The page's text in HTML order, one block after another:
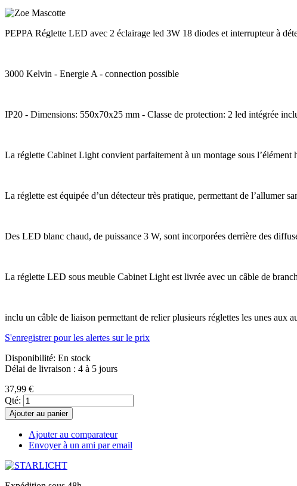
PEPPA Réglette LED avec 2 éclairage led 3W 18 diodes et interrupteur à
3000 Kelvin - Energie A - connection possible
IP20 - Dimensions: 550x70x25 mm - Classe de protection: 2 led intégrée
La réglette Cabinet Light convient parfaitement à un montage sous
La réglette est équipée d’un détecteur très pratique, permettant de l’allumer
Des LED blanc chaud, de puissance 3 W, sont incorporées derrière des
La réglette LED sous meuble Cabinet Light est livrée avec un câble de
inclu un câble de liaison permettant de relier plusieurs réglettes les unes aux
S'enregistrer pour les alertes sur le prix
Disponibilité: En stock
Délai de livraison : 4 à 5 jours
37,99 €
Qté:
Ajouter au panier
Ajouter au comparateur
Envoyer à un ami par email